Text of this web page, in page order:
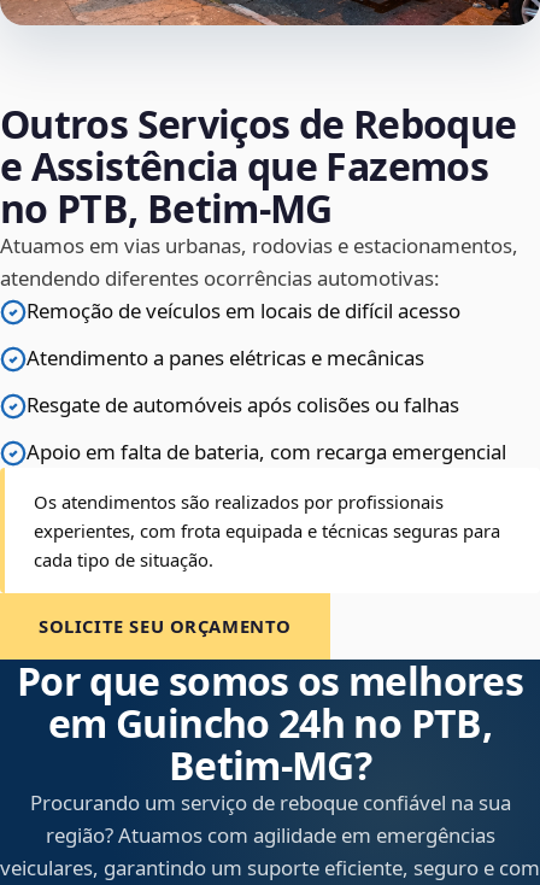
Outros Serviços de Reboque
e Assistência que Fazemos
no PTB, Betim‑MG
Atuamos em vias urbanas, rodovias e estacionamentos,
atendendo diferentes ocorrências automotivas:
Remoção de veículos em locais de difícil acesso
Atendimento a panes elétricas e mecânicas
Resgate de automóveis após colisões ou falhas
Apoio em falta de bateria, com recarga emergencial
Os atendimentos são realizados por profissionais
experientes, com frota equipada e técnicas seguras para
cada tipo de situação.
SOLICITE SEU ORÇAMENTO
Por que somos os melhores
em Guincho 24h no PTB,
Betim‑MG?
Procurando um serviço de reboque confiável na sua
região? Atuamos com agilidade em emergências
veiculares, garantindo um suporte eficiente, seguro e com